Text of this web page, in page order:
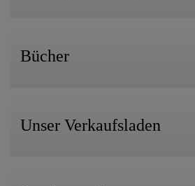
Bücher
Unser Verkaufsladen